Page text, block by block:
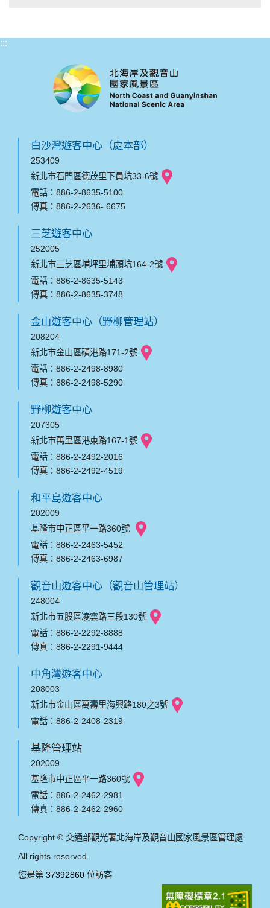
:::
白沙灣遊客中心（處本部）
253409
新北市石門區德茂里下員坑33-6號
電話：886-2-8635-5100
傳真：886-2-2636- 6675
三芝遊客中心
252005
新北市三芝區埔坪里埔頭坑164-2號
電話：886-2-8635-5143
傳真：886-2-8635-3748
金山遊客中心（野柳管理站）
208204
新北市金山區磺港路171-2號
電話：886-2-2498-8980
傳真：886-2-2498-5290
野柳遊客中心
207305
新北市萬里區港東路167-1號
電話：886-2-2492-2016
傳真：886-2-2492-4519
和平島遊客中心
202009
基隆市中正區平一路360號
電話：886-2-2463-5452
傳真：886-2-2463-6987
觀音山遊客中心（觀音山管理站）
248004
新北市五股區凌雲路三段130號
電話：886-2-2292-8888
傳真：886-2-2291-9444
中角灣遊客中心
208003
新北市金山區萬壽里海興路180之3號
電話：886-2-2408-2319
基隆管理站
202009
基隆市中正區平一路360號
電話：886-2-2462-2981
傳真：886-2-2462-2960
Copyright © 交通部觀光署北海岸及觀音山國家風景區管理處.
All rights reserved.
您是第 37392860 位訪客